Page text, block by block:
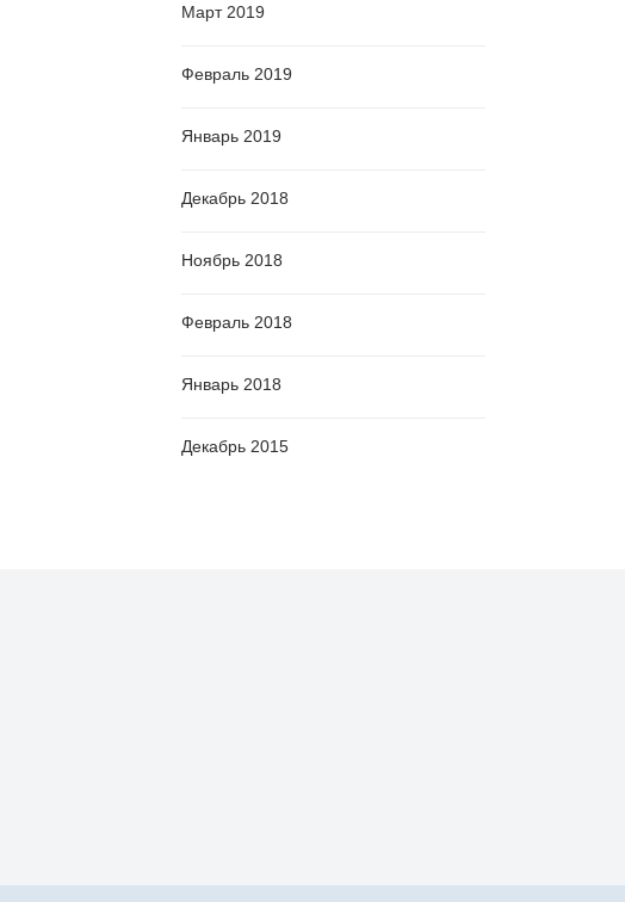
Март 2019
Февраль 2019
Январь 2019
Декабрь 2018
Ноябрь 2018
Февраль 2018
Январь 2018
Декабрь 2015